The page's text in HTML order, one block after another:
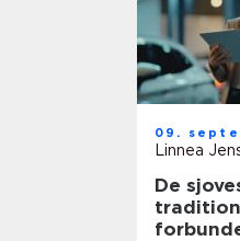
09.
Linnea
De